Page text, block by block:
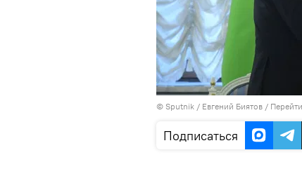
© Sputnik / Евгений Биятов /
Подписаться